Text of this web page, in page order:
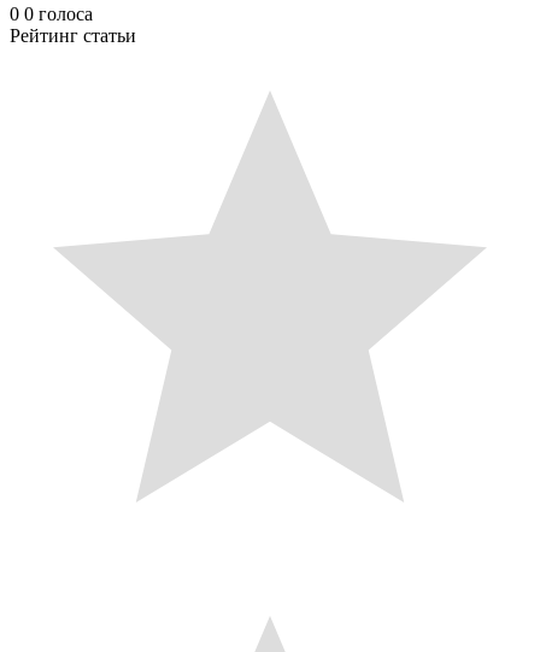
0 0 голоса
Рейтинг статьи